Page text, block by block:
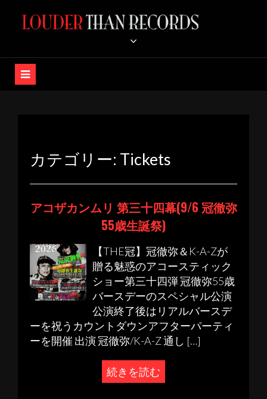
LOUDER THAN RECORDS /
K-A-Z OFFICIAL STORE
カテゴリー: Tickets
アコザカンムリ 第三十四幕(9/6 冠徹弥
55歳生誕祭)
【THE冠】冠徹弥＆K-A-Zが
贈る魅惑のアコースティック
ショー第三十四弾 冠徹弥55歳
バースデーのスペシャル公演
公演終了後はリアルバースデ
ーを祝うカウントダウンアフターパーティ
ーを開催 出演 冠徹弥/K-A-Z 通し […]
続きを読む